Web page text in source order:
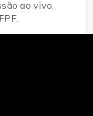
ao vivo,